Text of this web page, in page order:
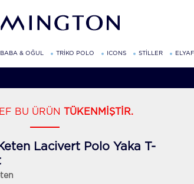
BABA & OĞUL TRİKO POLO ICONS STİLLER
BU ÜRÜN TÜKENMİŞTİR.
Lacivert Polo Yaka T-